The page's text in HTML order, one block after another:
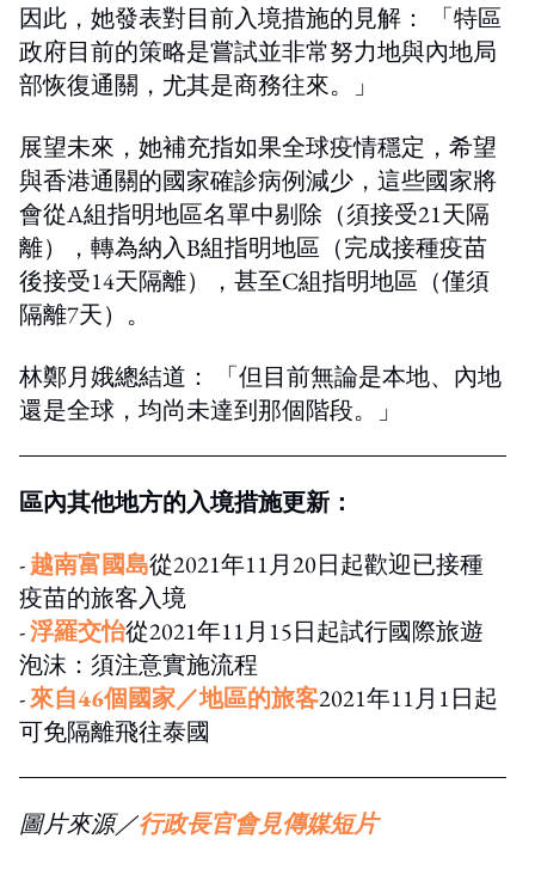
因此，她發表對目前入境措施的見解： 「特區
政府目前的策略是嘗試並非常努力地與內地局
部恢復通關，尤其是商務往來。」
展望未來，她補充指如果全球疫情穩定，希望
與香港通關的國家確診病例減少，這些國家將
會從A組指明地區名單中剔除（須接受21天隔
離），轉為納入B組指明地區（完成接種疫苗
後接受14天隔離），甚至C組指明地區（僅須
隔離7天）。
林鄭月娥總結道： 「但目前無論是本地、內地
還是全球，均尚未達到那個階段。」
區內其他地方的入境措施更新：
-越南富國島從2021年11月20日起歡迎已接種
疫苗的旅客入境
-浮羅交怡從2021年11月15日起試行國際旅遊
泡沫：須注意實施流程
-來自46個國家／地區的旅客2021年11月1日起
可免隔離飛往泰國
圖片來源／行政長官會見傳媒短片